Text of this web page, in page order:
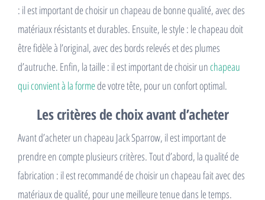
: il est important de choisir un chapeau de bonne qualité, avec des
matériaux résistants et durables. Ensuite, le style : le chapeau doit
être fidèle à l’original, avec des bords relevés et des plumes
d’autruche. Enfin, la taille : il est important de choisir unchapeau
qui convient à la formede votre tête, pour un confort optimal.
Les critères de choix avant d’acheter
Avant d’acheter un chapeau Jack Sparrow, il est important de
prendre en compte plusieurs critères. Tout d’abord, la qualité de
fabrication : il est recommandé de choisir un chapeau fait avec des
matériaux de qualité, pour une meilleure tenue dans le temps.